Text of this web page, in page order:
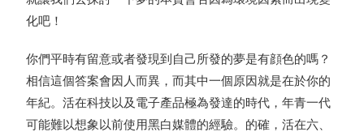
化吧！
你們平時有留意或者發現到自己所發的夢是有顔色的嗎？
相信這個答案會因人而異，而其中一個原因就是在於你的
年紀。活在科技以及電子產品極為發達的時代，年青一代
可能難以想象以前使用黑白媒體的經驗。的確，活在六、